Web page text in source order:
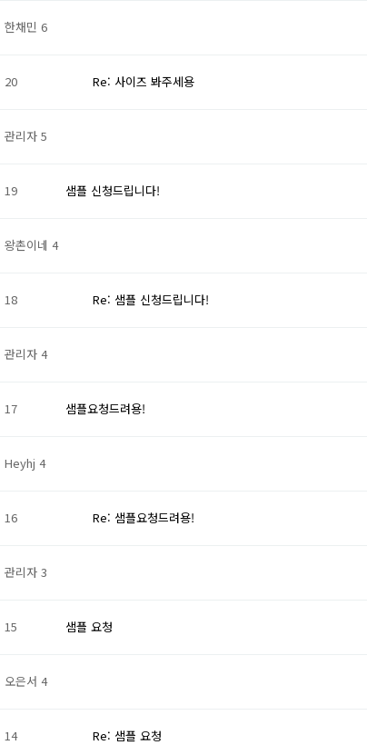
한채민 6
20 Re: 사이즈 봐주세용
관리자 5
19 샘플 신청드립니다!
왕촌이네 4
18 Re: 샘플 신청드립니다!
관리자 4
17 샘플요청드려용!
Heyhj 4
16 Re: 샘플요청드려용!
관리자 3
15 샘플 요청
오은서 4
14 Re: 샘플 요청